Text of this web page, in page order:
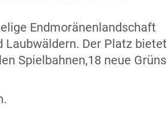
Endmoränenlandschaft
Laubwäldern. Der Platz bietet
Spielbahnen,18 neue Grüns